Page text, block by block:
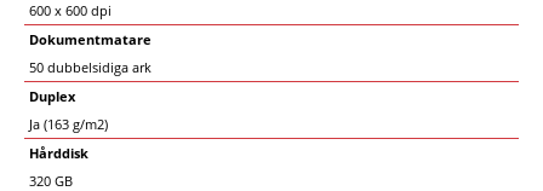
600 x 600 dpi
Dokumentmatare
50 dubbelsidiga ark
Duplex
Ja (163 g/m2)
Hårddisk
320 GB